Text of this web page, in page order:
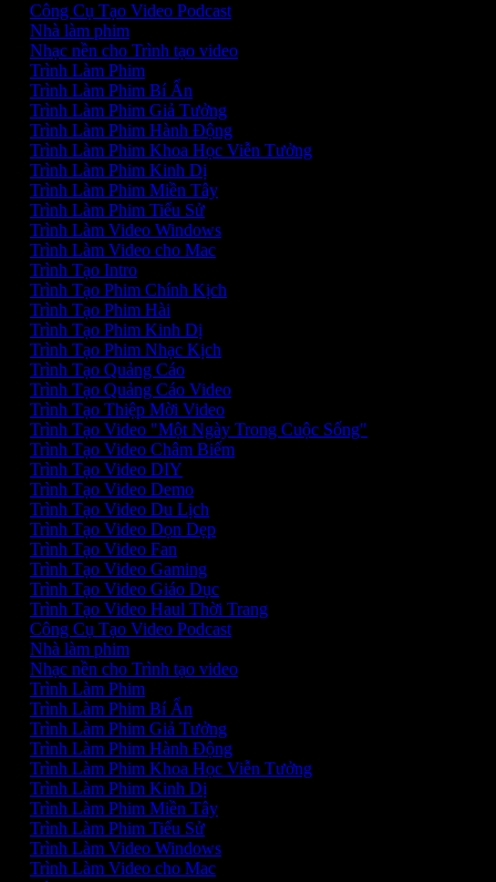
Công Cụ Tạo Video Podcast
Nhà làm phim
Nhạc nền cho Trình tạo video
Trình Làm Phim
Trình Làm Phim Bí Ẩn
Trình Làm Phim Giả Tưởng
Trình Làm Phim Hành Động
Trình Làm Phim Khoa Học Viễn Tưởng
Trình Làm Phim Kinh Dị
Trình Làm Phim Miền Tây
Trình Làm Phim Tiểu Sử
Trình Làm Video Windows
Trình Làm Video cho Mac
Trình Tạo Intro
Trình Tạo Phim Chính Kịch
Trình Tạo Phim Hài
Trình Tạo Phim Kinh Dị
Trình Tạo Phim Nhạc Kịch
Trình Tạo Quảng Cáo
Trình Tạo Quảng Cáo Video
Trình Tạo Thiệp Mời Video
Trình Tạo Video "Một Ngày Trong Cuộc Sống"
Trình Tạo Video Châm Biếm
Trình Tạo Video DIY
Trình Tạo Video Demo
Trình Tạo Video Du Lịch
Trình Tạo Video Dọn Dẹp
Trình Tạo Video Fan
Trình Tạo Video Gaming
Trình Tạo Video Giáo Dục
Trình Tạo Video Haul Thời Trang
Công Cụ Tạo Video Podcast
Nhà làm phim
Nhạc nền cho Trình tạo video
Trình Làm Phim
Trình Làm Phim Bí Ẩn
Trình Làm Phim Giả Tưởng
Trình Làm Phim Hành Động
Trình Làm Phim Khoa Học Viễn Tưởng
Trình Làm Phim Kinh Dị
Trình Làm Phim Miền Tây
Trình Làm Phim Tiểu Sử
Trình Làm Video Windows
Trình Làm Video cho Mac